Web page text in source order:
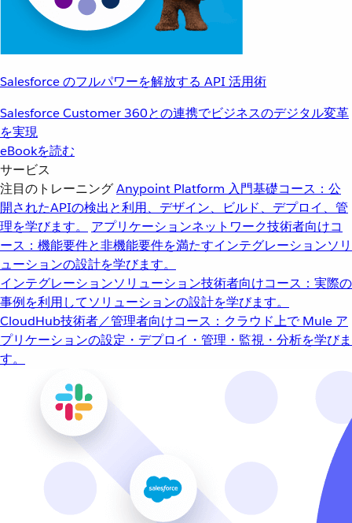
Salesforce のフルパワーを解放する API 活用術
Salesforce Customer 360との連携でビジネスのデジタル変革
を実現
eBookを読む
サービス
注目のトレーニングAnypoint Platform 入門基礎コース：公
開されたAPIの検出と利用、デザイン、ビルド、デプロイ、管
理を学びます。
アプリケーションネットワーク技術者向けコ
ース：機能要件と非機能要件を満たすインテグレーションソリ
ューションの設計を学びます。
インテグレーションソリューション技術者向けコース：実際の
事例を利用してソリューションの設計を学びます。
CloudHub技術者／管理者向けコース：クラウド上で Mule ア
プリケーションの設定・デプロイ・管理・監視・分析を学びま
す。